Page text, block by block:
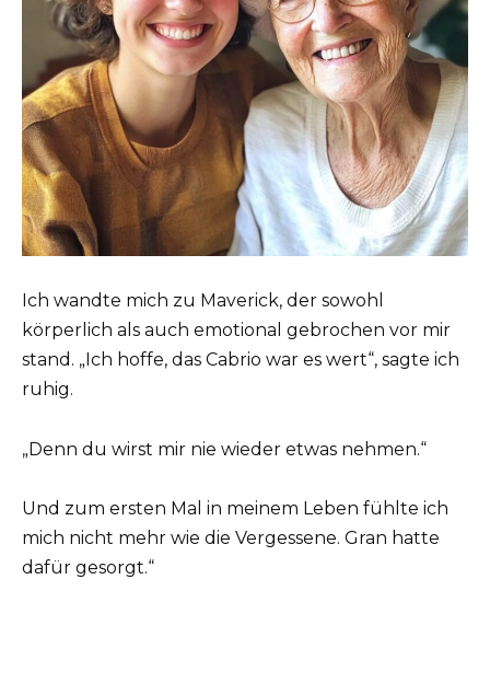
Ich wandte mich zu Maverick, der sowohl
körperlich als auch emotional gebrochen vor mir
stand. „Ich hoffe, das Cabrio war es wert“, sagte ich
ruhig.
„Denn du wirst mir nie wieder etwas nehmen.“
Und zum ersten Mal in meinem Leben fühlte ich
mich nicht mehr wie die Vergessene. Gran hatte
dafür gesorgt.“